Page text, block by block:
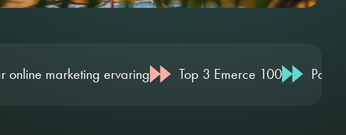
ervaring Top 3 Emerce 100 Partner voor de lange